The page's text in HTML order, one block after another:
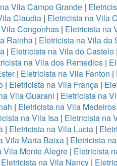
Vila Campo Grande|
Claudia| Eletricista na Vila
Congonhas| Eletricista na
Rainha | Eletricista na Vila da
| Eletricista na Vila do Castelo|
na Vila dos Remedios |
| Eletricista na Vila Fanton |
| Eletricista na Vila França|
Vila Guarani | Eletricista na
| Eletricista na Vila Medeiros
na Vila Isa | Eletricista na
| Eletricista na Vila Lucia|
Vila Maria Baixa| Eletricista
Vila Monte Alegre | Eletricista
Eletricista na Vila Nancy|